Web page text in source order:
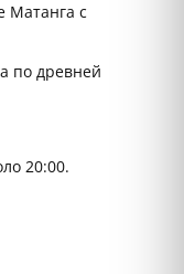
Матанга с
по древней
20:00.